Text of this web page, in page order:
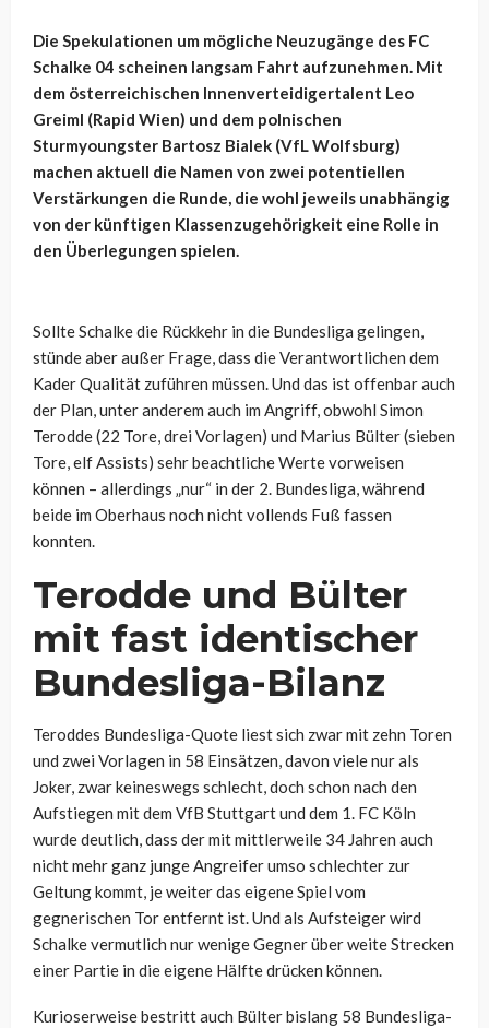
Die Spekulationen um mögliche Neuzugänge des FC
Schalke 04 scheinen langsam Fahrt aufzunehmen. Mit
dem österreichischen Innenverteidigertalent Leo
Greiml (Rapid Wien) und dem polnischen
Sturmyoungster Bartosz Bialek (VfL Wolfsburg)
machen aktuell die Namen von zwei potentiellen
Verstärkungen die Runde, die wohl jeweils unabhängig
von der künftigen Klassenzugehörigkeit eine Rolle in
den Überlegungen spielen.
Sollte Schalke die Rückkehr in die Bundesliga gelingen,
stünde aber außer Frage, dass die Verantwortlichen dem
Kader Qualität zuführen müssen. Und das ist offenbar auch
der Plan, unter anderem auch im Angriff, obwohl Simon
Terodde (22 Tore, drei Vorlagen) und Marius Bülter (sieben
Tore, elf Assists) sehr beachtliche Werte vorweisen
können – allerdings „nur“ in der 2. Bundesliga, während
beide im Oberhaus noch nicht vollends Fuß fassen
konnten.
Terodde und Bülter
mit fast identischer
Bundesliga-Bilanz
Teroddes Bundesliga-Quote liest sich zwar mit zehn Toren
und zwei Vorlagen in 58 Einsätzen, davon viele nur als
Joker, zwar keineswegs schlecht, doch schon nach den
Aufstiegen mit dem VfB Stuttgart und dem 1. FC Köln
wurde deutlich, dass der mit mittlerweile 34 Jahren auch
nicht mehr ganz junge Angreifer umso schlechter zur
Geltung kommt, je weiter das eigene Spiel vom
gegnerischen Tor entfernt ist. Und als Aufsteiger wird
Schalke vermutlich nur wenige Gegner über weite Strecken
einer Partie in die eigene Hälfte drücken können.
Kurioserweise bestritt auch Bülter bislang 58 Bundesliga-